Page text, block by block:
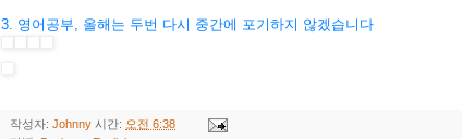
3. 영어공부, 올해는 두번 다시 중간에 포기하지 않겠습니다
작성자: Johnny 시간: 오전 6:38